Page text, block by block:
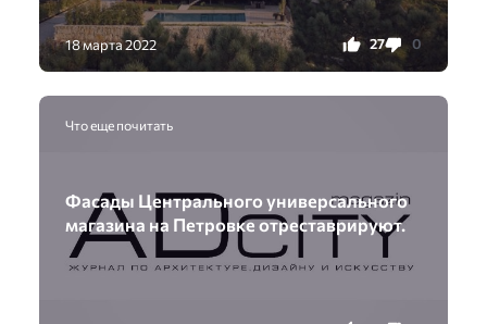
18 марта 2022 27 0
Что еще почитать
Фасады Центрального универсального
магазина на Петровке отреставрируют.